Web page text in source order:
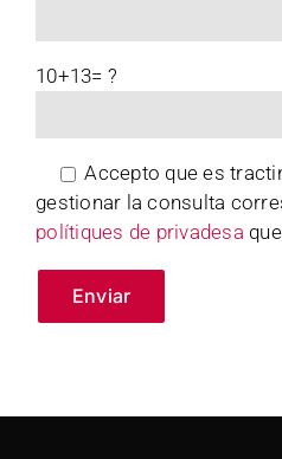
10+13= ?
Accepto que es
gestionar la consulta
polítiques de privadesa